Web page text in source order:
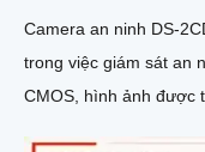
Camera an ninh DS-
trong việc giám sát an ninh. Với công nghệ
CMOS, hình ảnh được